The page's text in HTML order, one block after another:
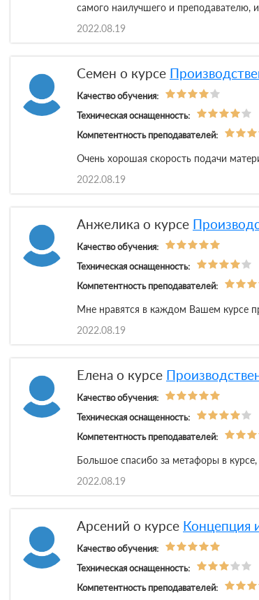
самого наилучшего и преподавателю,
2022.08.19
Семен о курсе
Качество обучения:
Техническая оснащенность:
Компетентность преподавателей:
Очень хорошая скорость подачи
2022.08.19
Анжелика о курсе
Качество обучения:
Техническая оснащенность:
Компетентность преподавателей:
Мне нравятся в каждом Вашем курсе
2022.08.19
Елена о курсе
Качество обучения:
Техническая оснащенность:
Компетентность преподавателей:
Большое спасибо за метафоры в
2022.08.19
Арсений о курсе Концепция
Качество обучения:
Техническая оснащенность:
Компетентность преподавателей: